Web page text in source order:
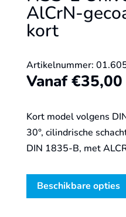
AlCrN-
kort
Artikelnummer:
Vanaf €35,00
Kort model volgens
30°, cilindrische
DIN 1835-B, met
Beschikbare opties